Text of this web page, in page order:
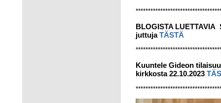
BLOGISTA
juttujaTÄSTÄ
Kuuntele Gideon
kirkkosta 22.10.2023